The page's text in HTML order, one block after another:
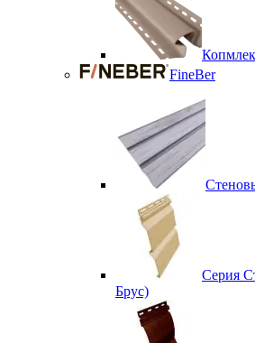
FineBer
Серия
Брус)